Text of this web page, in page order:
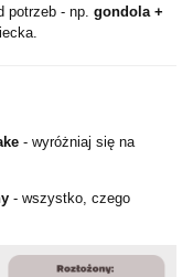
potrzeb - np. gondola +
- wyróżniaj się na
- wszystko, czego